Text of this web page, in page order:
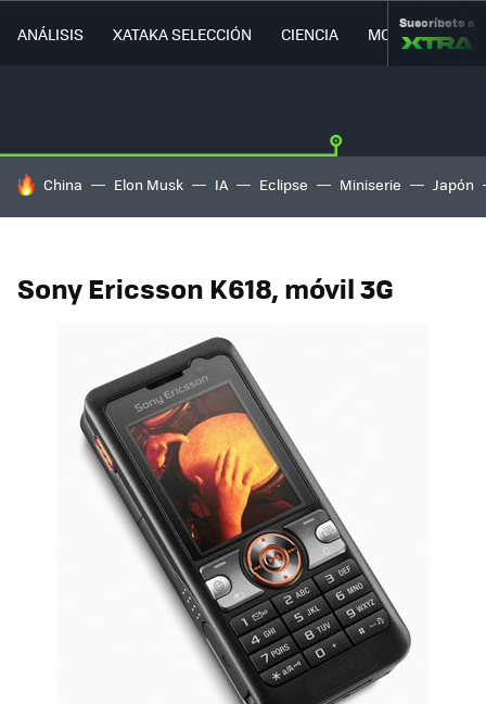
ANÁLISIS XATAKA SELECCIÓN CIENCIA MOVILIDAD
Suscríbete a
HOY SE HABLA DE
China Elon Musk IA Eclipse Miniserie Japón
Sony Ericsson K618, móvil 3G